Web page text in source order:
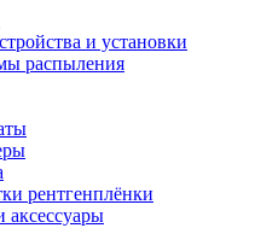
и установки
распыления
рентгенплёнки
аксессуары